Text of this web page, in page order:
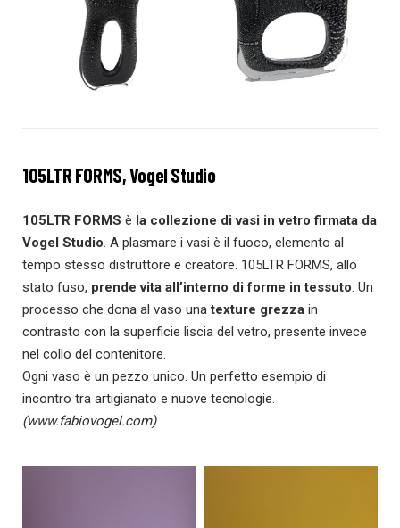
105LTR FORMS, Vogel Studio
105LTR FORMS è la collezione di vasi in vetro firmata da
Vogel Studio. A plasmare i vasi è il fuoco, elemento al
tempo stesso distruttore e creatore. 105LTR FORMS, allo
stato fuso, prende vita all’interno di forme in tessuto. Un
processo che dona al vaso unatexture grezza in
contrasto con la superficie liscia del vetro, presente invece
nel collo del contenitore.
Ogni vaso è un pezzo unico. Un perfetto esempio di
incontro tra artigianato e nuove tecnologie.
(www.fabiovogel.com)